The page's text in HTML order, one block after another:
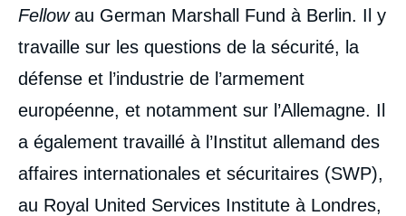
Fellowau German Marshall Fund à Berlin. Il y
travaille sur les questions de la sécurité, la
défense et l’industrie de l’armement
européenne, et notamment sur l’Allemagne. Il
a également travaillé à l’Institut allemand des
affaires internationales et sécuritaires (SWP),
au Royal United Services Institute à Londres,
de
couverture
la
publication
Claudia MAJOR, Christian MÖLLING, «
Entre la crise et la responsabilité : un
défense allemande », Notes, Notes du